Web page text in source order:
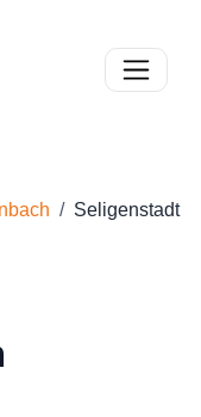
Toggle
Seligenstadt